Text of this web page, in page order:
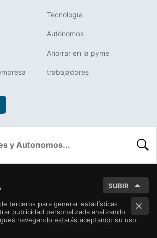
Tecnología
Autónomos
Ahorrar en la pyme
trabajadores
SUBIR
Pymes y Autónomos
terceros para generar estadísticas
publicidad personalizada analizando
navegando estarás aceptando su uso.